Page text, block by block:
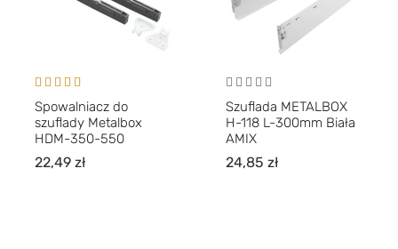
Oceniono
5.00na 5
Spowalniacz do
szuflady Metalbox
HDM-350-550
22,49 zł
Szuflada METALBOX
H-118 L-300mm Biała
AMIX
24,85 zł